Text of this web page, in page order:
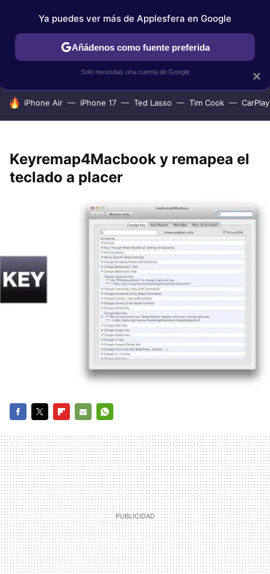
IPHONE TUTORIALES APPLESFERA SELECCIÓN
HOY SE HABLA DE
iPhone Air iPhone 17 Ted Lasso Tim Cook CarPlay
Keyremap4Macbook y remapea el
teclado a placer
MAIL
×
Ya puedes ver más de Applesfera en Google
Añádenos como fuente preferida
Solo necesitas una cuenta de Google